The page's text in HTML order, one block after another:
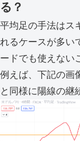
る？
平均足の手法はス
れるケースが多い
ードでも使えない
例えば、下記の画
と同様に陽線の継